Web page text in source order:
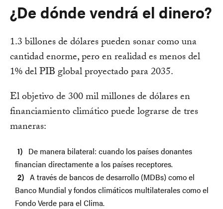
¿De dónde vendrá el dinero?
1.3 billones de dólares pueden sonar como una
cantidad enorme, pero en realidad es menos del
1% del PIB global proyectado para 2035.
El objetivo de 300 mil millones de dólares en
financiamiento climático puede lograrse de tres
maneras:
De manera bilateral: cuando los países donantes
financian directamente a los países receptores.
A través de bancos de desarrollo (MDBs) como el
Banco Mundial y fondos climáticos multilaterales como el
Fondo Verde para el Clima.